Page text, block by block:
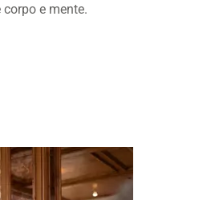
e mente.